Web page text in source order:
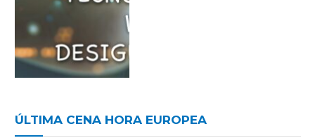
ÚLTIMA CENA HORA EUROPEA